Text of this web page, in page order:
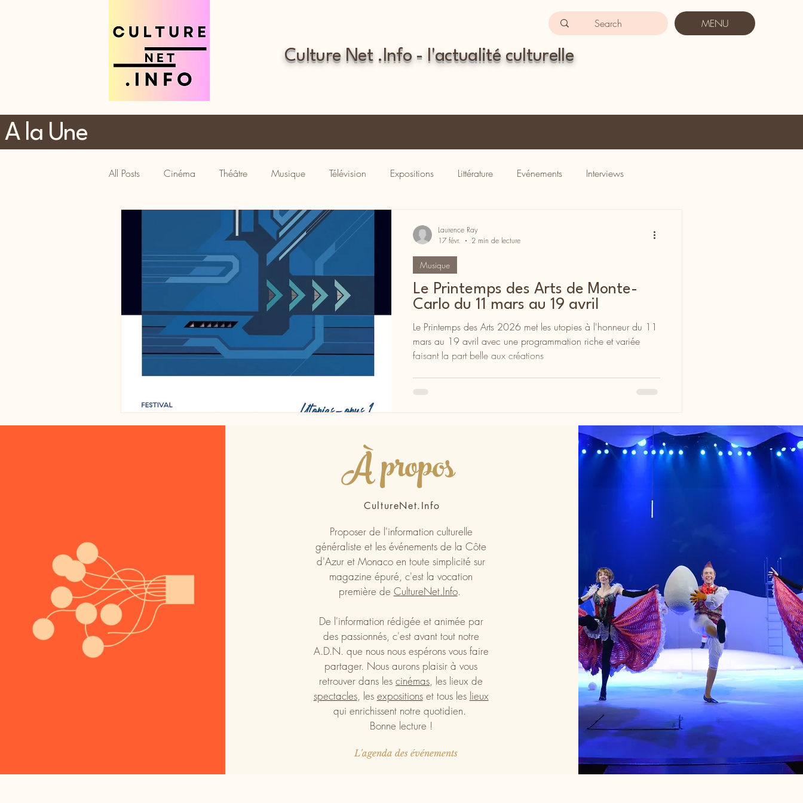
MENU
Culture Net .Info - l'actualité culturelle
A la Une
All Posts Cinéma Théâtre Musique Télévision Expositions Littérature Evénements Interviews
Le Printemps des Arts de Monte-
Carlo du 11 mars au 19 avril
Le Printemps des Arts 2026 met les utopies à l'honneur du 11
mars au 19 avril avec une programmation riche et variée
faisant la part belle aux créations
Musique
Laurence Ray
17 févr.
2 min de lecture
À propos
CultureNet.Info
Proposer de l'information culturelle
généraliste et les événements de la Côte
d'Azur et Monaco en toute simplicité sur
magazine épuré, c'est la vocation
première de CultureNet.Info.
De l'information rédigée et animée par
des passionnés, c'est avant tout notre
A.D.N. que nous nous espérons vous faire
partager. Nous aurons plaisir à vous
retrouver dans lescinémas , les lieux de
spectacles, les expositionset tous les lieux
qui enrichissent notre quotidien.
Bonne lecture !
L'agenda des événements